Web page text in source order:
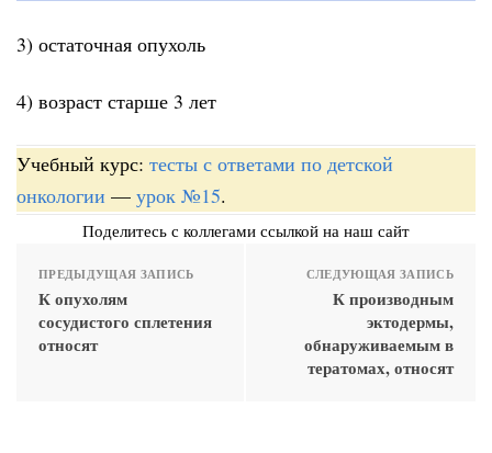
3) остаточная опухоль
4) возраст старше 3 лет
Учебный курс: тесты с ответами по детской
онкологии — урок №15.
Поделитесь с коллегами ссылкой на наш сайт
ПРЕДЫДУЩАЯ ЗАПИСЬ
К опухолям
сосудистого сплетения
относят
СЛЕДУЮЩАЯ ЗАПИСЬ
К производным
эктодермы,
обнаруживаемым в
тератомах, относят